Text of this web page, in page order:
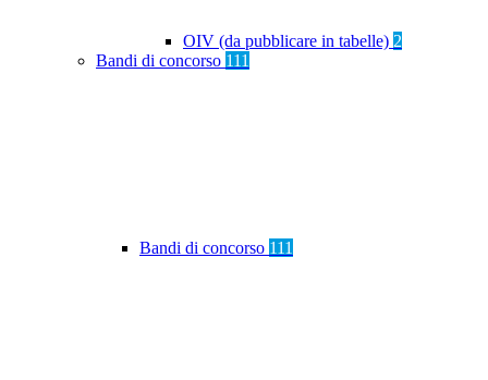
OIV (da pubblicare in tabelle) 2
Bandi di concorso 111
Bandi di concorso 111